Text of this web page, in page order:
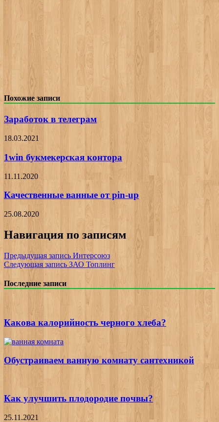
Похожие записи
Заработок в телеграм
18.03.2021
1win букмекерская контора
11.11.2020
Качественные ванные от pin-up
25.08.2020
Навигация по записям
Предыдущая запись Интерсоюз
Следующая запись ЗАО Топлинг
Последние записи
Какова калорийность черного хлеба?
Обустраиваем ванную комнату сантехникой
Как улучшить плодородие почвы?
25.11.2021